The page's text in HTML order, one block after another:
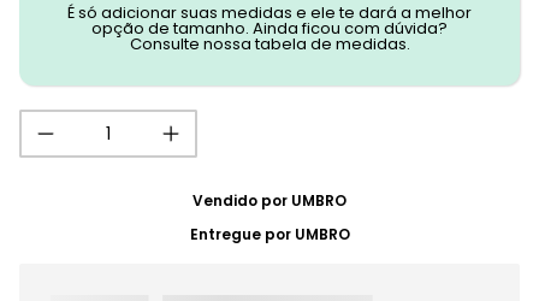
É só adicionar suas medidas e ele te dará a melhor
opção de tamanho. Ainda ficou com dúvida?
Consulte nossa tabela de medidas.
Vendido por UMBRO
Entregue por UMBRO